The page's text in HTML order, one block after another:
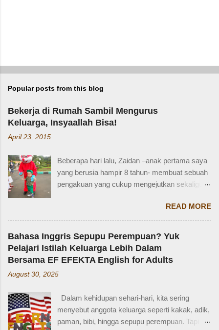
Popular posts from this blog
Bekerja di Rumah Sambil Mengurus
Keluarga, Insyaallah Bisa!
April 23, 2015
Beberapa hari lalu, Zaidan –anak pertama saya
yang berusia hampir 8 tahun- membuat sebuah
pengakuan yang cukup mengejutkan sekaligus
Zaidan: “Mi, waktu kakak kecil, kakak pernah
ditinggal beli sayur sama mba. Waktu itu
kakaknya lagi tidur. Terus kakak nangis. Sama
tetangga, kakak diajak main dan dipinjami
mainan.” Saya langsung memberondong Zaidan
dengan berbagai pertanyaan. Mbak yang
mana? Tetangga yang mana? Kejadiannya
tidak ingat detailnya. Ayau, mungkin juga dia
terkejut juga dengan reaksi saya. Bagaimana
tidak terkejut. Saya taksir usia Zaidan sekitar
READ MORE
Bahasa Inggris Sepupu Perempuan? Yuk
Pelajari Istilah Keluarga Lebih Dalam
Bersama EF EFEKTA English for Adults
August 30, 2025
Dalam kehidupan sehari-hari, kita sering
menyebut anggota keluarga seperti kakak, adik,
paman, bibi, hingga sepupu perempuan. Tapi